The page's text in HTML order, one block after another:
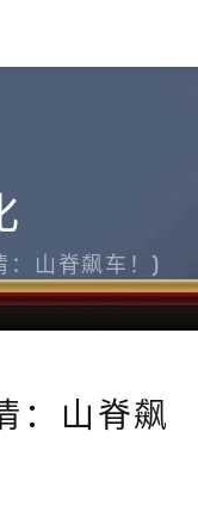
：山脊飙车！)
：山脊飙